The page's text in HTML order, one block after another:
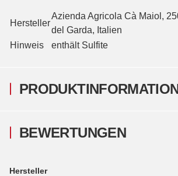
Hersteller
Azienda Agricola Cà Maiol,
del Garda, Italien
Hinweis
enthält Sulfite
BEWERTUNGEN
Hersteller